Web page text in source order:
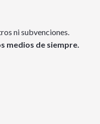
ni subvenciones.
medios de siempre.